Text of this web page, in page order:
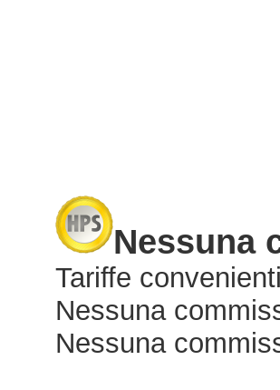
Nessuna
Tariffe
Nessuna
Nessuna